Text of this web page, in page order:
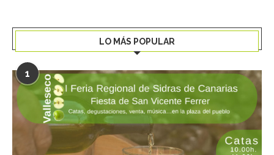
LO MÁS POPULAR
1